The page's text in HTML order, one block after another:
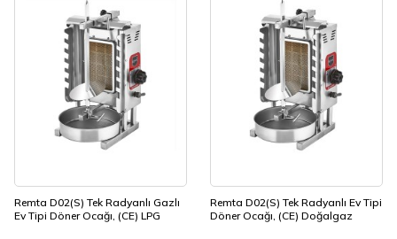
Remta D02(S) Tek Radyanlı Gazlı
Ev Tipi Döner Ocağı, (CE) LPG
Remta D02(S) Tek Radyanlı Ev Tipi
Döner Ocağı, (CE) Doğalgaz